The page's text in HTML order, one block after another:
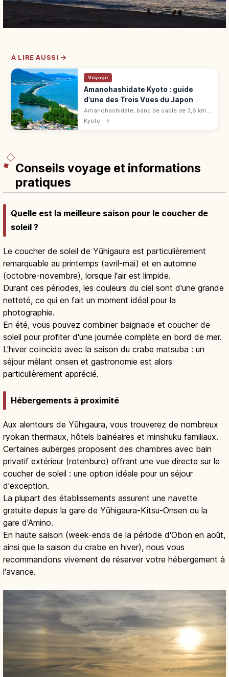
À LIRE AUSSI →
Voyage
Amanohashidate Kyoto : guide
d'une des Trois Vues du Japon
Amanohashidate, banc de sable de 3,6 km
bordé de 6 700 pins : une des Trois Vues du
Japon. Panoramas, vélo, spécialités, accès
Kyoto →
Conseils voyage et informations
pratiques
Quelle est la meilleure saison pour le coucher de
soleil ?
Le coucher de soleil de Yūhigaura est particulièrement
remarquable au printemps (avril-mai) et en automne
(octobre-novembre), lorsque l'air est limpide.
Durant ces périodes, les couleurs du ciel sont d'une grande
netteté, ce qui en fait un moment idéal pour la
photographie.
En été, vous pouvez combiner baignade et coucher de
soleil pour profiter d'une journée complète en bord de mer.
L'hiver coïncide avec la saison du crabe matsuba : un
séjour mêlant onsen et gastronomie est alors
particulièrement apprécié.
Hébergements à proximité
Aux alentours de Yūhigaura, vous trouverez de nombreux
ryokan thermaux, hôtels balnéaires et minshuku familiaux.
Certaines auberges proposent des chambres avec bain
privatif extérieur (rotenburo) offrant une vue directe sur le
coucher de soleil : une option idéale pour un séjour
d'exception.
La plupart des établissements assurent une navette
gratuite depuis la gare de Yūhigaura-Kitsu-Onsen ou la
gare d'Amino.
En haute saison (week-ends de la période d'Obon en août,
ainsi que la saison du crabe en hiver), nous vous
recommandons vivement de réserver votre hébergement à
l'avance.